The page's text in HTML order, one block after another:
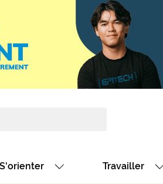
S'orienter Travailler